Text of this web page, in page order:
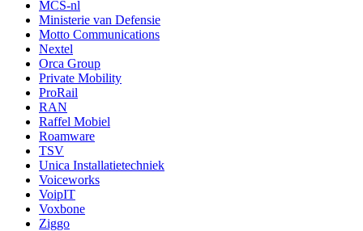
MCS-nl
Ministerie van Defensie
Motto Communications
Nextel
Orca Group
Private Mobility
ProRail
RAN
Raffel Mobiel
Roamware
TSV
Unica Installatietechniek
Voiceworks
VoipIT
Voxbone
Ziggo